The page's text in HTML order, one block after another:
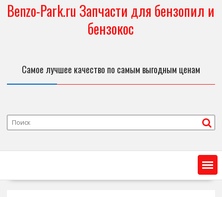
Benzo-Park.ru Запчасти для бензопил и
бензокос
Самое лучшее качество по самым выгодным ценам